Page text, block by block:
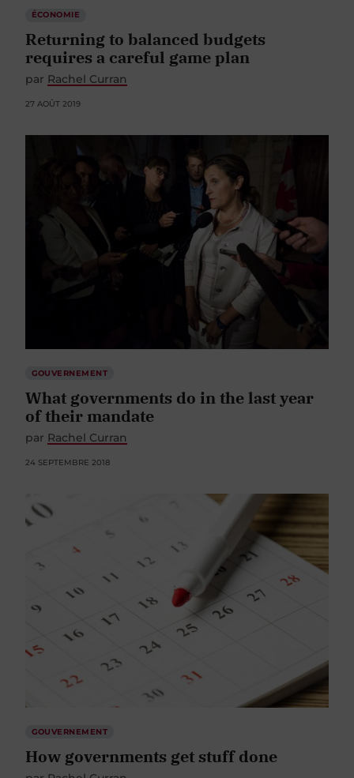
ÉCONOMIE
Returning to balanced budgets
requires a careful game plan
par Rachel Curran
27 AOÛT 2019
GOUVERNEMENT
What governments do in the last year
of their mandate
par Rachel Curran
24 SEPTEMBRE 2018
GOUVERNEMENT
How governments get stuff done